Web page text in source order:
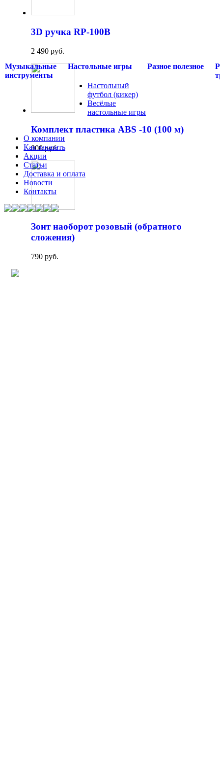
3D ручка RP-100B
2 490 руб.
Комплект пластика ABS -10 (100 м)
800 руб.
Зонт наоборот розовый (обратного
сложения)
790 руб.
Музыкальные
инструменты
Настольные игры
Настольный
футбол (кикер)
Весёлые
настольные игры
Разное полезное
О компании
Как заказать
Акции
Статьи
Доставка и оплата
Новости
Контакты